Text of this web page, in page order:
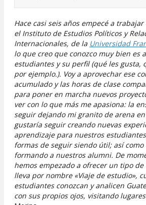
Hace casi seis años empecé a
el Instituto de Estudios Políticos y
Internacionales, de la Universidad
lo que creo que conozco muy bien es
estudiantes y su perfil (qué les gusta,
por ejemplo.). Voy a aprovechar ese
acumulado y las horas de clase
para poner en marcha nuevos
ver con lo que más me apasiona: la
seguir dejando mi granito de arena
gustaría seguir creando nuevas
aprendizaje para nuestros
formas de seguir siendo útil; así como
formando a nuestros alumni. De
hemos empezado a ofrecer un tipo
lleva por nombre «Viaje de estudio»,
estudiantes conozcan y analicen
con sus propios ojos, visitando